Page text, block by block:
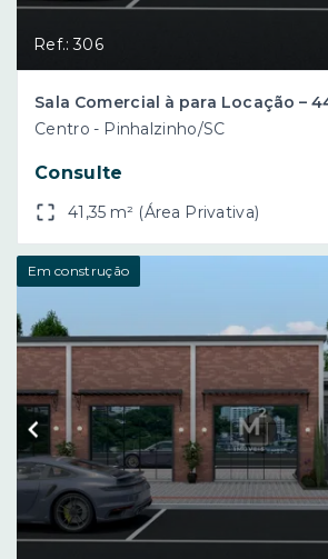
Ref.: 306
Centro - Pinhalzinho/SC
Consulte
41,35 m² (Área Privativa)
Em construção